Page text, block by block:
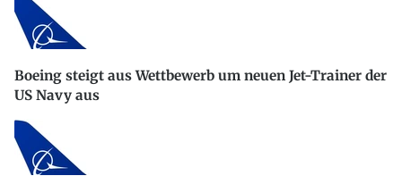
Boeing steigt aus Wettbewerb um neuen Jet-Trainer der
US Navy aus